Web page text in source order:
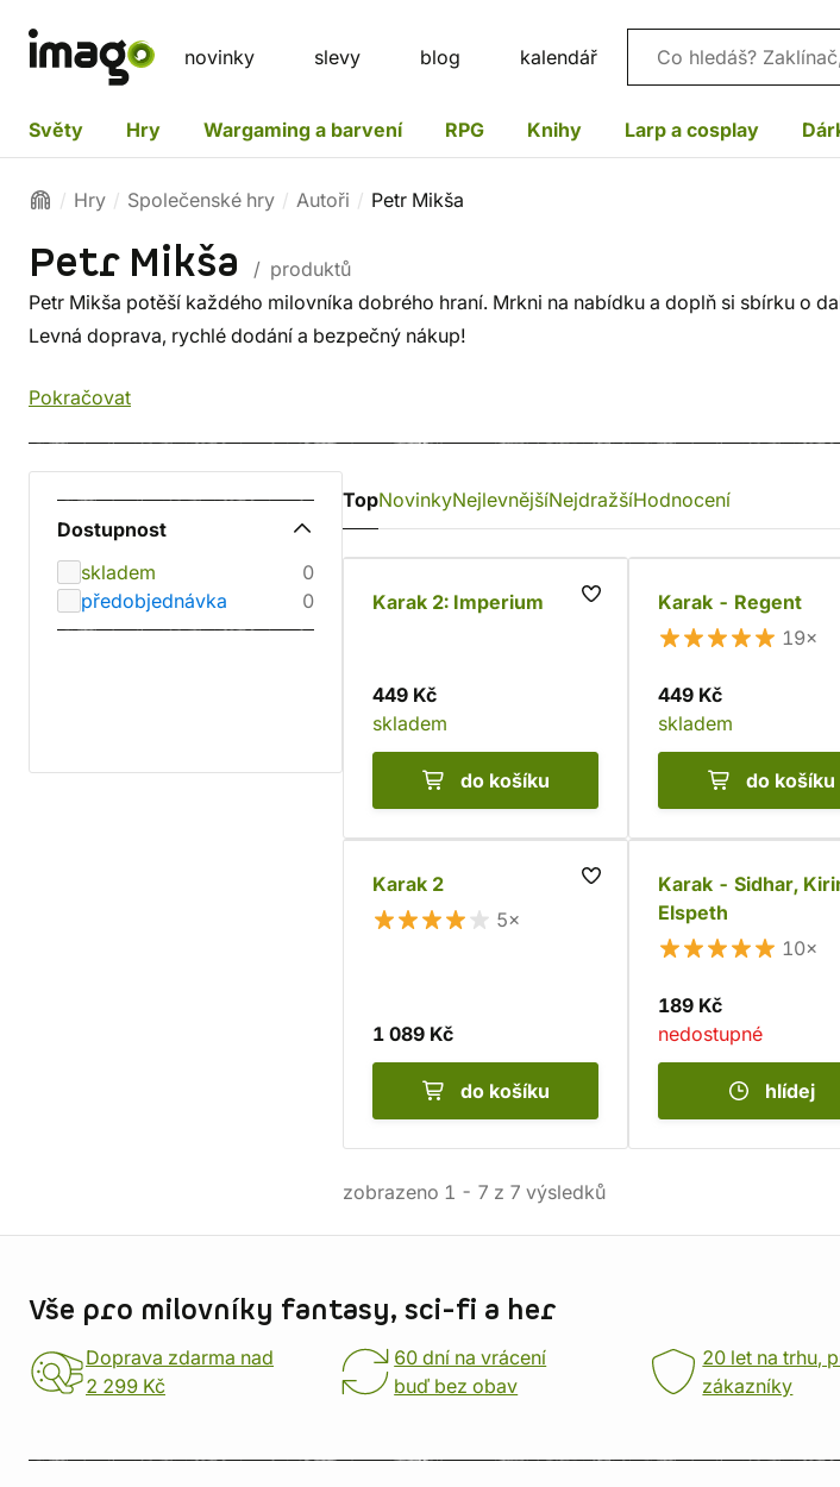
novinky slevy blog kalendář Vyhledávání
Světy Hry Wargaming a barvení RPG Knihy Larp a cosplay
Hry Společenské hry Autoři Petr Mikša
Petr Mikša
/ produktů
Petr Mikša potěší každého milovníka dobrého hraní. Mrkni na nabídku a doplň si sbírku o
Levná doprava, rychlé dodání a bezpečný nákup!
Pokračovat
Dostupnost
skladem
0
předobjednávka
0
TopNovinkyNejlevnějšíNejdražšíHodnocení
Karak 2: Imperium
449 Kč
skladem
do košíku
Karak - Regent
19×
449 Kč
skladem
do košíku
Karak 2
5×
1 089 Kč
do košíku
Karak - Sidhar,
Elspeth
10×
189 Kč
nedostupné
hlídej
zobrazeno 1 - 7 z 7 výsledků
Vše pro milovníky fantasy, sci-fi a her
Doprava zdarma nad
2 299 Kč
60 dní na vrácení
buď bez obav
20 let na trhu,
zákazníky